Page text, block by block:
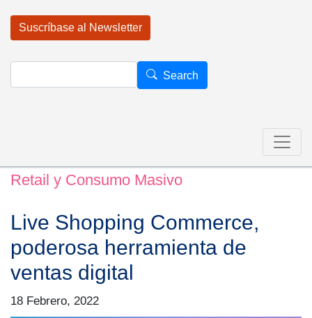
Suscríbase al Newsletter
Search
Retail y Consumo Masivo
Live Shopping Commerce,
poderosa herramienta de
ventas digital
18 Febrero, 2022